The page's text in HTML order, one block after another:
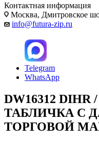
Контактная информация
Москва, Дмитровское
info@futura-zip.ru
Telegram
WhatsApp
DW16312 DIHR
ТАБЛИЧКА С
ТОРГОВОЙ